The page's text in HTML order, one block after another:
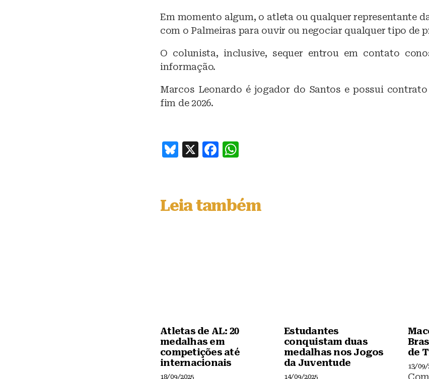
Em momento algum, o atleta ou qualquer representante
com o Palmeiras para ouvir ou negociar qualquer tipo de
O colunista, inclusive, sequer entrou em contato
informação.
Marcos Leonardo é jogador do Santos e possui
fim de 2026.
B
s
k
X
F
e
b
s
A
Leia também
Atletas de AL: 20
medalhas em
competições até
internacionais
18/09/2025
Estudantes
conquistam duas
medalhas nos Jogos
da Juventude
14/09/2025
de
13/09/